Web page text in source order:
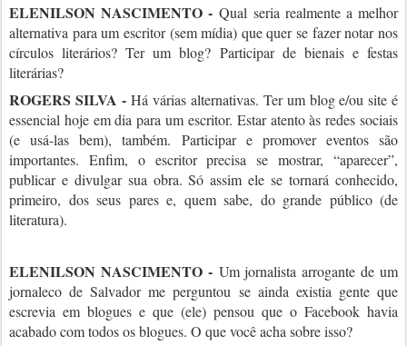
ELENILSON NASCIMENTO -Qual seria realmente a melhor
alternativa para um escritor (sem mídia) que quer se fazer notar nos
círculos literários? Ter um blog? Participar de bienais e festas
literárias?
ROGERS SILVA -Há várias alternativas. Ter um blog e/ou site é
essencial hoje em dia para um escritor. Estar atento às redes sociais
(e usá-las bem), também. Participar e promover eventos são
importantes. Enfim, o escritor precisa se mostrar, “aparecer”,
publicar e divulgar sua obra. Só assim ele se tornará conhecido,
primeiro, dos seus pares e, quem sabe, do grande público (de
literatura).
ELENILSON NASCIMENTO - Um jornalista arrogante de um
jornaleco de Salvador me perguntou se ainda existia gente que
escrevia em blogues e que (ele) pensou que o Facebook havia
acabado com todos os blogues. O que você acha sobre isso?